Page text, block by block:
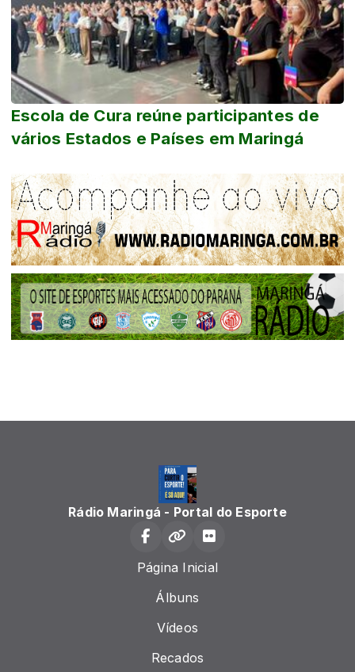
Escola de Cura reúne participantes de
vários Estados e Países em Maringá
Rádio Maringá - Portal do Esporte
Página Inicial
Álbuns
Vídeos
Recados